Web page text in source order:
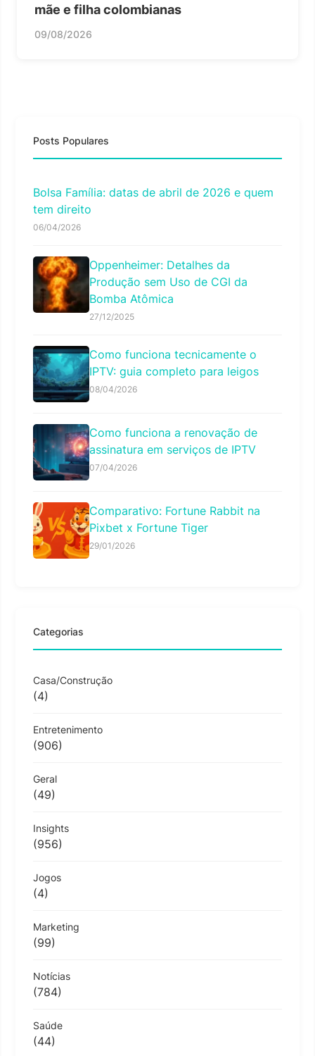
mãe e filha colombianas
09/08/2026
Posts Populares
Bolsa Família: datas de abril de 2026 e quem
tem direito
06/04/2026
Oppenheimer: Detalhes da
Produção sem Uso de CGI da
Bomba Atômica
27/12/2025
Como funciona tecnicamente o
IPTV: guia completo para leigos
08/04/2026
Como funciona a renovação de
assinatura em serviços de IPTV
07/04/2026
Comparativo: Fortune Rabbit na
Pixbet x Fortune Tiger
29/01/2026
Categorias
Casa/Construção
(4)
Entretenimento
(906)
Geral
(49)
Insights
(956)
Jogos
(4)
Marketing
(99)
Notícias
(784)
Saúde
(44)